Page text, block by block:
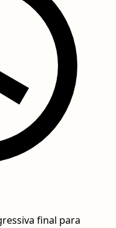
final para